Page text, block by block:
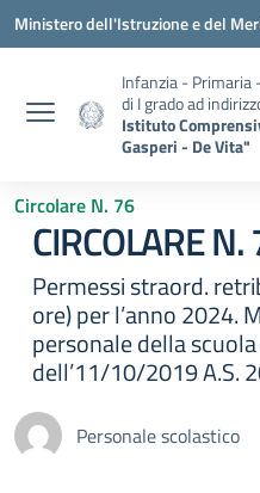
Vai ai contenuti
Vai al menu di navigazione
Vai al footer
Ministero dell'Istruzione e del
Infanzia - Primaria
di I grado ad
Istituto
Gasperi - De Vita"
Circolare N. 76
CIRCOLARE N.
Permessi straord.
ore) per l’anno 2024.
personale della scuola
dell’11/10/2019 A.S.
Personale scolastico